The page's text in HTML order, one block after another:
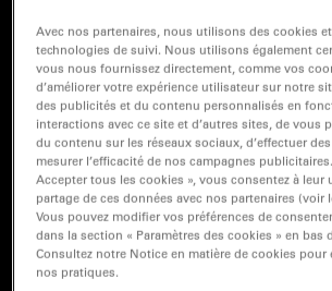
Avec nos partenaires, nous utilisons des cookies et
technologies de suivi. Nous utilisons également
vous nous fournissez directement, comme vos
d’améliorer votre expérience utilisateur sur notre
des publicités et du contenu personnalisés en
interactions avec ce site et d’autres sites, de vous
du contenu sur les réseaux sociaux, d’effectuer
mesurer l’efficacité de nos campagnes
Accepter tous les cookies », vous consentez à leur
partage de ces données avec nos partenaires (voir
Vous pouvez modifier vos préférences de
dans la section « Paramètres des cookies » en bas
Consultez notre Notice en matière de cookies pour
nos pratiques.